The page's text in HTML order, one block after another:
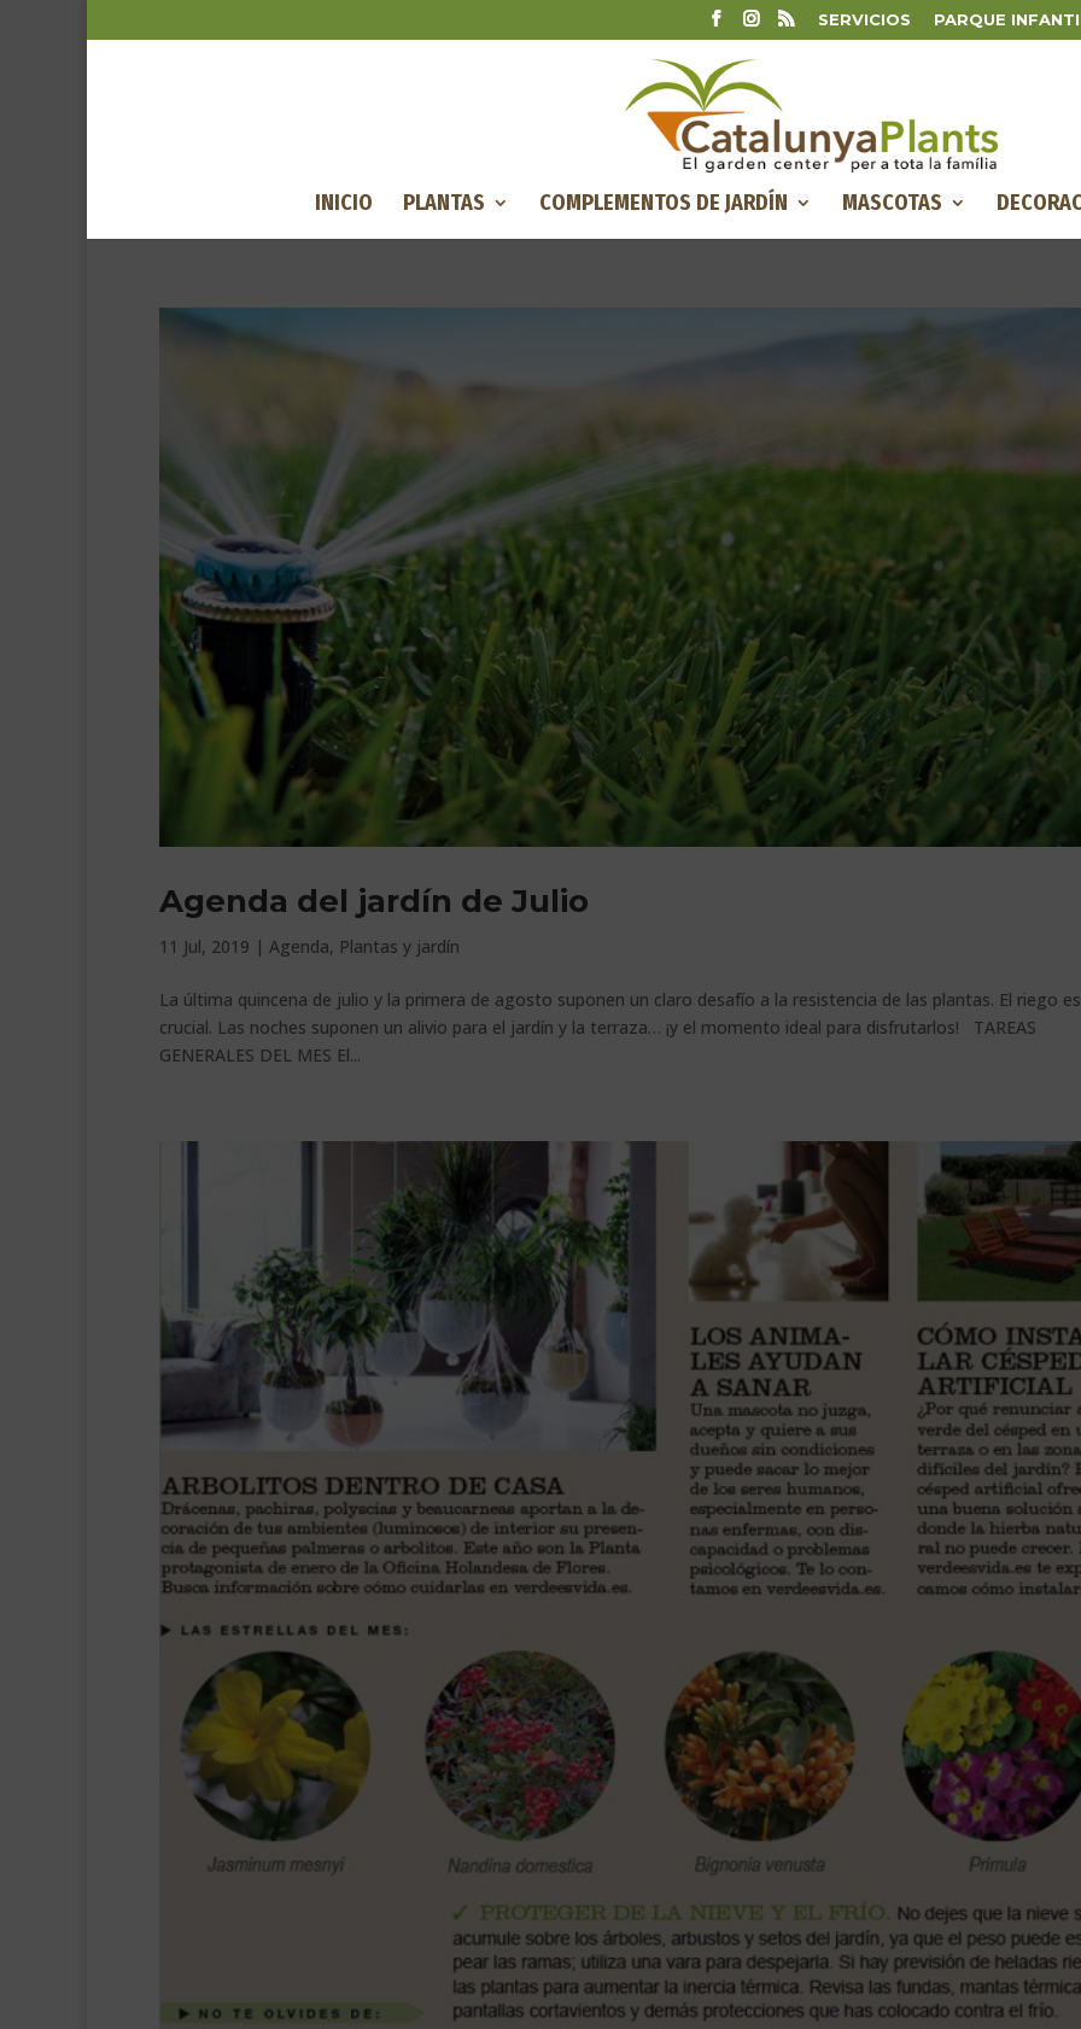
SERVICIOS PARQUE
INICIO PLANTAS COMPLEMENTOS DE JARDÍN MASCOTAS
Agenda del jardín de Julio
11 Jul, 2019 | Agenda, Plantas y jardín
La última quincena de julio y la primera de agosto suponen un claro desafío a la resistencia de las plantas. El riego es
crucial. Las noches suponen un alivio para el jardín y la terraza… ¡y el momento ideal para disfrutarlos! TAREAS
GENERALES DEL MES El...